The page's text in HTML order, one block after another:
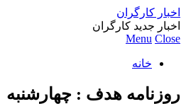
اخبار کارگران
اخبار جدید کارگران
Menu Close
خانه
روزنامه هدف : چهارشنبه ۳۰ تیر ۱۳۹۵